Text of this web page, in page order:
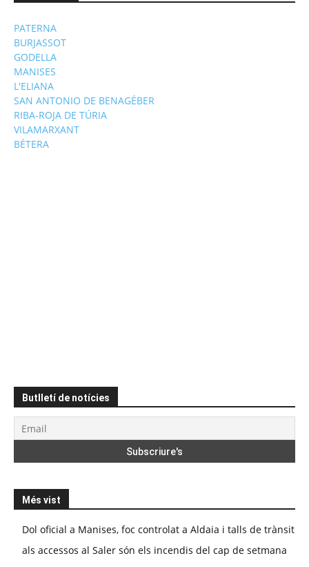
PATERNA
BURJASSOT
GODELLA
MANISES
L'ELIANA
SAN ANTONIO DE BENAGÉBER
RIBA-ROJA DE TÚRIA
VILAMARXANT
BÉTERA
Butlletí de notícies
Més vist
Dol oficial a Manises, foc controlat a Aldaia i talls de trànsit
als accessos al Saler són els incendis del cap de setmana